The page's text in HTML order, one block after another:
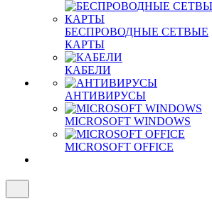
БЕСПРОВОДНЫЕ СЕТВЫЕ
КАРТЫ
КАБЕЛИ
АНТИВИРУСЫ
MICROSOFT WINDOWS
MICROSOFT OFFICE